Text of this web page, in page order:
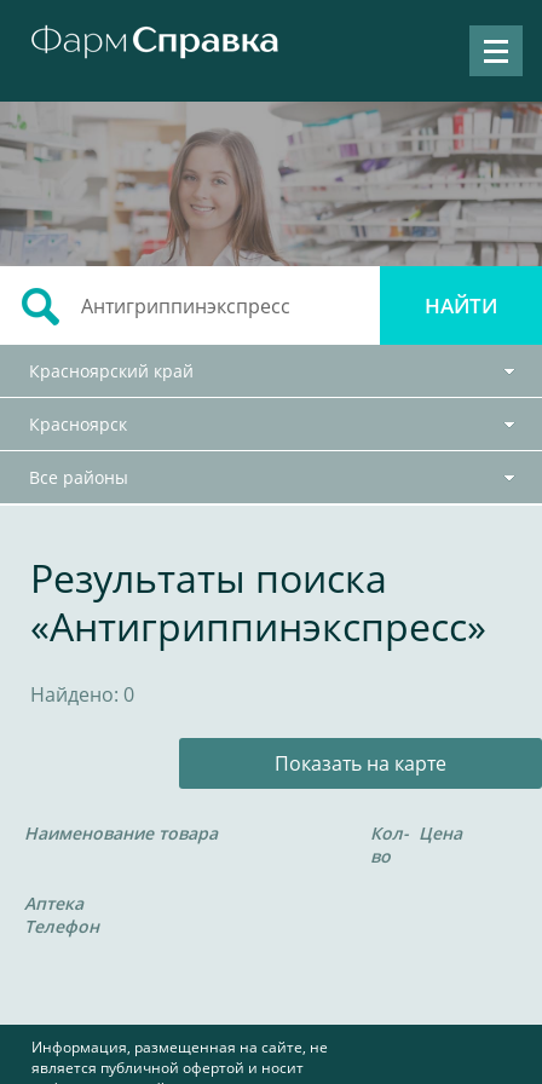
Красноярский край
Красноярск
Все районы
Результаты поиска
«Антигриппинэкспресс»
Найдено: 0
Показать на карте
Наименование товара
Кол-
во
Цена
Аптека
Телефон
Информация, размещенная на сайте, не
является публичной офертой и носит